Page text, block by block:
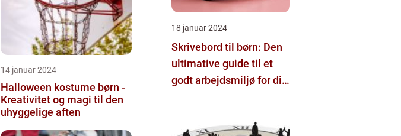
14 januar 2024
Halloween kostume børn -
Kreativitet og magi til den
uhyggelige aften
18 januar 2024
Skrivebord til børn: Den
ultimative guide til et
godt arbejdsmiljø for dit